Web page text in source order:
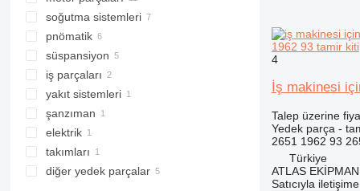
hidrolik motorlar
hidrolik silindirler
motorlar
supap kapakları
kollektörler
yağ soğutucuları
pistonlar
kam milleri
motor kapakları
diğer motor yedek parçaları
soğutma sistemleri
radyatörler
ventilatörler
pnömatik
pinömatik kompresörler
süspansiyon
paletler
palet sistemleri
istikamet tekerleri
son sürüş redüktörler
iş parçaları
diğer çalışan parçalar
yakıt sistemleri
hava tankları
şanzıman
diferansiyeller
elektrik
diğer elektrik yedek parçaları
takımları
diğer takımlar
diğer yedek parçalar
1962 93 tamir kiti
4
İş makinesi
Talep üzerine
Yedek parça -
2651 1962 93
Türkiye
ATLAS
Satıcıyla